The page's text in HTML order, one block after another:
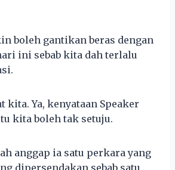
boleh gantikan beras dengan
ini sebab kita dah terlalu
kita. Ya, kenyataan Speaker
kita boleh tak setuju.
anggap ia satu perkara yang
dipersendakan sebab satu